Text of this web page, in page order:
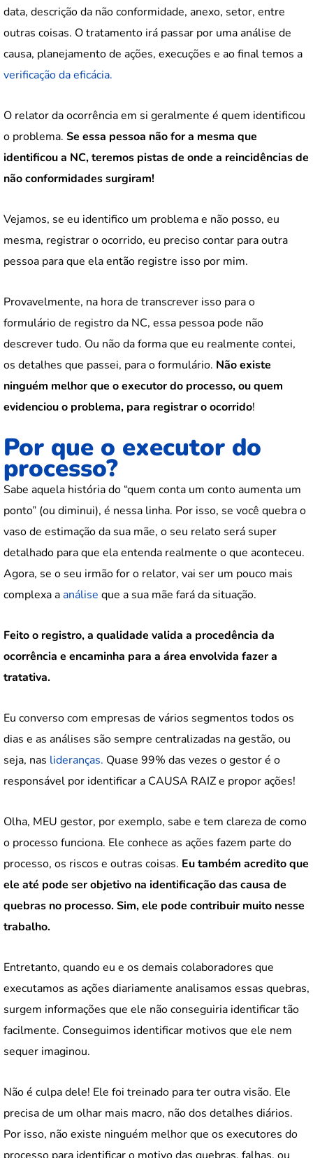
data, descrição da não conformidade, anexo, setor, entre
outras coisas. O tratamento irá passar por uma análise de
causa, planejamento de ações, execuções e ao final temos a
verificação da eficácia.
O relator da ocorrência em si geralmente é quem identificou
o problema. Se essa pessoa não for a mesma que
identificou a NC, teremos pistas de onde a reincidências de
não conformidades surgiram!
Vejamos, se eu identifico um problema e não posso, eu
mesma, registrar o ocorrido, eu preciso contar para outra
pessoa para que ela então registre isso por mim.
Provavelmente, na hora de transcrever isso para o
formulário de registro da NC, essa pessoa pode não
descrever tudo. Ou não da forma que eu realmente contei,
os detalhes que passei, para o formulário. Não existe
ninguém melhor que o executor do processo, ou quem
evidenciou o problema, para registrar o ocorrido!
Por que o executor do
processo?
Sabe aquela história do “quem conta um conto aumenta um
ponto” (ou diminui), é nessa linha. Por isso, se você quebra o
vaso de estimação da sua mãe, o seu relato será super
detalhado para que ela entenda realmente o que aconteceu.
Agora, se o seu irmão for o relator, vai ser um pouco mais
complexa aanálise que a sua mãe fará da situação.
Feito o registro, a qualidade valida a procedência da
ocorrência e encaminha para a área envolvida fazer a
tratativa.
Eu converso com empresas de vários segmentos todos os
dias e as análises são sempre centralizadas na gestão, ou
seja, nas lideranças. Quase 99% das vezes o gestor é o
responsável por identificar a CAUSA RAIZ e propor ações!
Olha, MEU gestor, por exemplo, sabe e tem clareza de como
o processo funciona. Ele conhece as ações fazem parte do
processo, os riscos e outras coisas. Eu também acredito que
ele até pode ser objetivo na identificação das causa de
quebras no processo. Sim, ele pode contribuir muito nesse
trabalho.
Entretanto, quando eu e os demais colaboradores que
executamos as ações diariamente analisamos essas quebras,
surgem informações que ele não conseguiria identificar tão
facilmente. Conseguimos identificar motivos que ele nem
sequer imaginou.
Não é culpa dele! Ele foi treinado para ter outra visão. Ele
precisa de um olhar mais macro, não dos detalhes diários.
Por isso, não existe ninguém melhor que os executores do